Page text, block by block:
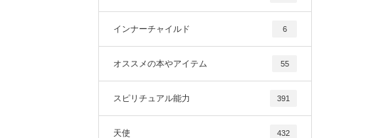
インナーチャイルド 6
オススメの本やアイテム 55
スピリチュアル能力 391
天使 432